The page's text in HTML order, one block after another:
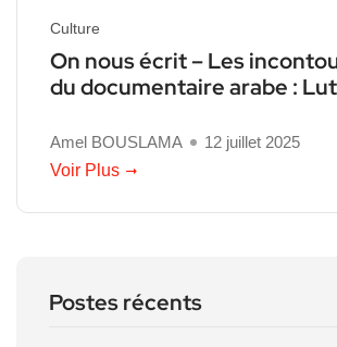
Culture
On nous écrit – Les
du documentaire arabe :
Amel BOUSLAMA
12 juillet 2025
Voir Plus
Postes récents